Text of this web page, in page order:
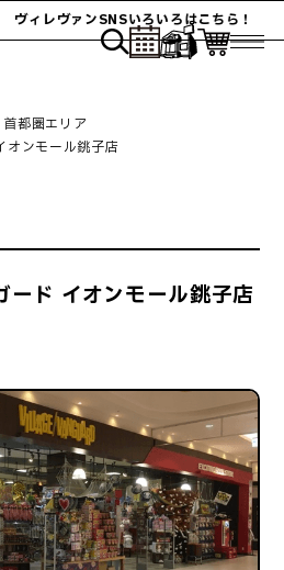
ヴィレヴァンSNSいろいろはこちら！
首都圏エリア
オンモール銚子店
ード イオンモール銚子店